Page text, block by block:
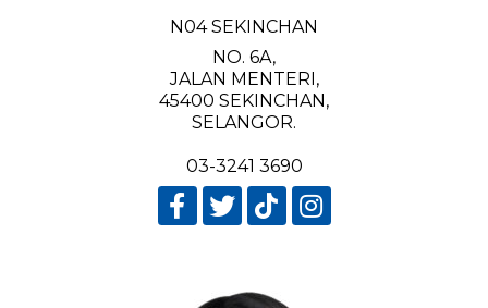
N04 SEKINCHAN
NO. 6A,
JALAN MENTERI,
45400 SEKINCHAN,
SELANGOR.
03-3241 3690